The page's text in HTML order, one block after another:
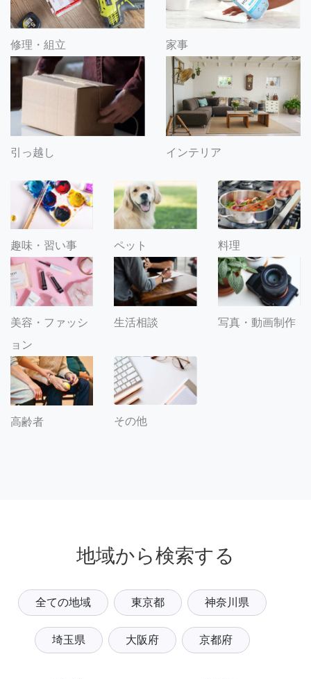
修理・組立 家事
引っ越し インテリア
趣味・習い事 ペット 料理
美容・ファッシ
ョン
生活相談 写真・動画制作
高齢者 その他
地域から検索する
全ての地域 東京都 神奈川県
埼玉県 大阪府 京都府